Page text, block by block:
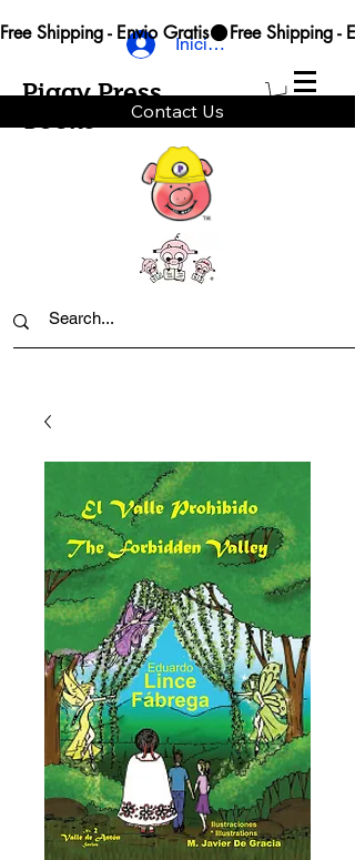
Piggy Press
Contact Us
Iniciar sesión
Free Shipping - Envio Gratis